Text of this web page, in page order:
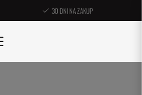
30 DNI NA ZAKUP